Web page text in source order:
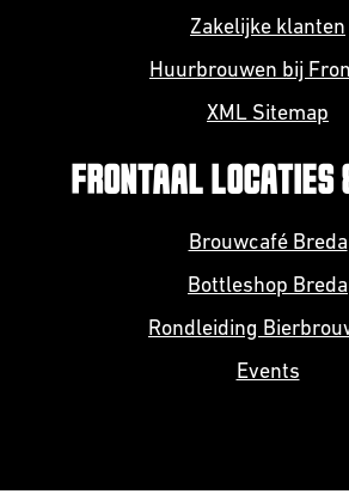
Zakelijke klanten
Huurbrouwen bij
XML Sitemap
FRONTAAL LOCATIES
Brouwcafé Breda
Bottleshop Breda
Rondleiding
Events